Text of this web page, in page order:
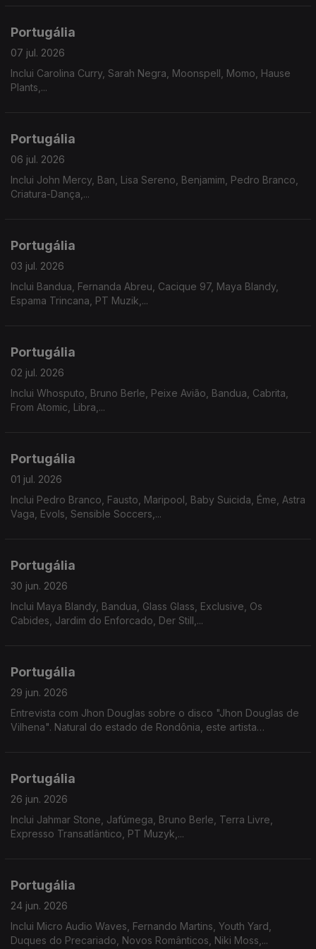
Portugália
07 jul. 2026
Inclui Carolina Curry, Sarah Negra, Moonspell, Momo, Hause
Plants,...
Portugália
06 jul. 2026
Inclui John Mercy, Ban, Lisa Sereno, Benjamim, Pedro Branco,
Criatura-Dança,...
Portugália
03 jul. 2026
Inclui Bandua, Fernanda Abreu, Cacique 97, Maya Blandy,
Espama Trincana, PT Muzik,...
Portugália
02 jul. 2026
Inclui Whosputo, Bruno Berle, Peixe Avião, Bandua, Cabrita,
From Atomic, Libra,...
Portugália
01 jul. 2026
Inclui Pedro Branco, Fausto, Maripool, Baby Suicida, Éme, Astra
Vaga, Evols, Sensible Soccers,...
Portugália
30 jun. 2026
Inclui Maya Blandy, Bandua, Glass Glass, Exclusive, Os
Cabides, Jardim do Enforcado, Der Still,...
Portugália
29 jun. 2026
Entrevista com Jhon Douglas sobre o disco "Jhon Douglas de
Vilhena". Natural do estado de Rondônia, este artista
Portugália
26 jun. 2026
Inclui Jahmar Stone, Jafúmega, Bruno Berle, Terra Livre,
Expresso Transatlântico, PT Muzyk,...
Portugália
24 jun. 2026
Inclui Micro Audio Waves, Fernando Martins, Youth Yard,
Duques do Precariado, Novos Românticos, Niki Moss,...